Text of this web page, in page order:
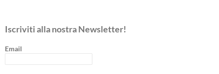
Iscriviti alla nostra Newsletter!
Email